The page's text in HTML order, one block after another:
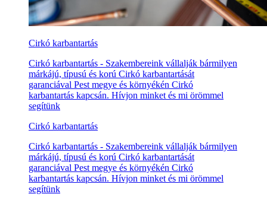
Cirkó karbantartás
Cirkó karbantartás - Szakembereink vállalják bármilyen
márkájú, típusú és korú Cirkó karbantartását
garanciával Pest megye és környékén Cirkó
karbantartás kapcsán. Hívjon minket és mi örömmel
segítünk
Cirkó karbantartás
Cirkó karbantartás - Szakembereink vállalják bármilyen
márkájú, típusú és korú Cirkó karbantartását
garanciával Pest megye és környékén Cirkó
karbantartás kapcsán. Hívjon minket és mi örömmel
segítünk